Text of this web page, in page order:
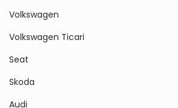
Volkswagen
Volkswagen Ticari
Seat
Skoda
Audi